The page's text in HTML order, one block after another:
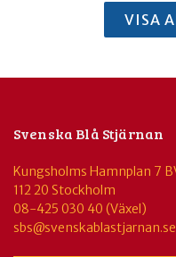
VISA
Svenska Blå Stjärnan
Kungsholms Hamnplan 7
112 20 Stockholm
08-425 030 40 (Växel)
sbs@svenskablastjarnan.se